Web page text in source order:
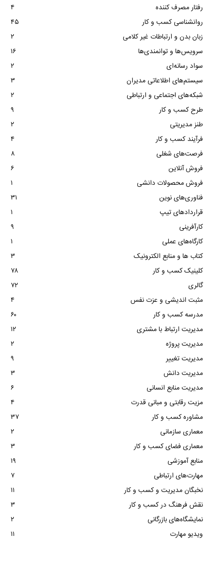
رفتار مصرف کننده
۴
روانشناسی کسب و کار
۴۵
زبان بدن و ارتباطات غیر کلامی
۲
سرویس‌ها و توانمندی‌ها
۱۶
سواد رسانه‌ای
۲
سیستم‌های اطلاعاتی مدیران
۳
شبکه‌های اجتماعی و ارتباطی
۲
طرح کسب و کار
۹
طنز مدیریتی
۲
فرآیند کسب و کار
۴
فرصت‌های شغلی
۸
فروش آنلاین
۶
فروش محصولات دانشی
۱
فناوری‌های نوین
۳۱
قراردادهای تیپ
۱
کارآفرینی
۹
کارگاه‌های عملی
۱
کتاب ها و منابع الکترونیک
۳
کلینیک کسب و کار
۷۸
گالری
۷۲
مثبت اندیشی و عزت نفس
۴
مدرسه کسب و کار
۶۰
مدیریت ارتباط با مشتری
۱۲
مدیریت پروژه
۲
مدیریت تغییر
۹
مدیریت دانش
۳
مدیریت منابع انسانی
۶
مزیت رقابتی و مبانی قدرت
۴
مشاوره کسب و کار
۳۷
معماری سازمانی
۲
معماری فضای کسب و کار
۳
منابع آموزشی
۱۹
مهارت‌های ارتباطی
۷
نخبگان مدیریت و کسب و کار
۱۱
نقش فرهنگ در کسب و کار
۳
نمایشگاه‌های بازرگانی
۲
ویدیو مهارت
۱۱